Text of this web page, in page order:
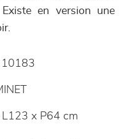
en version une
10183
x P64 cm